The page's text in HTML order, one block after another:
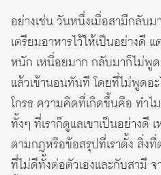
อย่างเช่น วันหนึ่งเมื่อสามีกลับม
เตรียมอาหารไว้ให้เป็นอย่างดี
หนัก เหนื่อยมาก กลับมาก็ไม่พูด
แล้วเข้านอนทันที โดยที่ไม่พูดอะ
โกรธ ความคิดที่เกิดขึ้นคือ ทำไ
ทั้งๆ ที่เราก็ดูแลเขาเป็นอย่างดี
ตามกฎหรือข้อสรุปที่เราตั้ง สิ่ง
ที่ไม่ดีทั้งต่อตัวเองและกับสามี